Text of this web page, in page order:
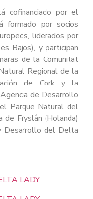
cofinanciado por el
formado por socios
liderados por
Bajos), y participan
de la Comunitat
Regional de la
de Cork y la
de Desarrollo
Parque Natural del
de Fryslân (Holanda)
Desarrollo del Delta
LADY